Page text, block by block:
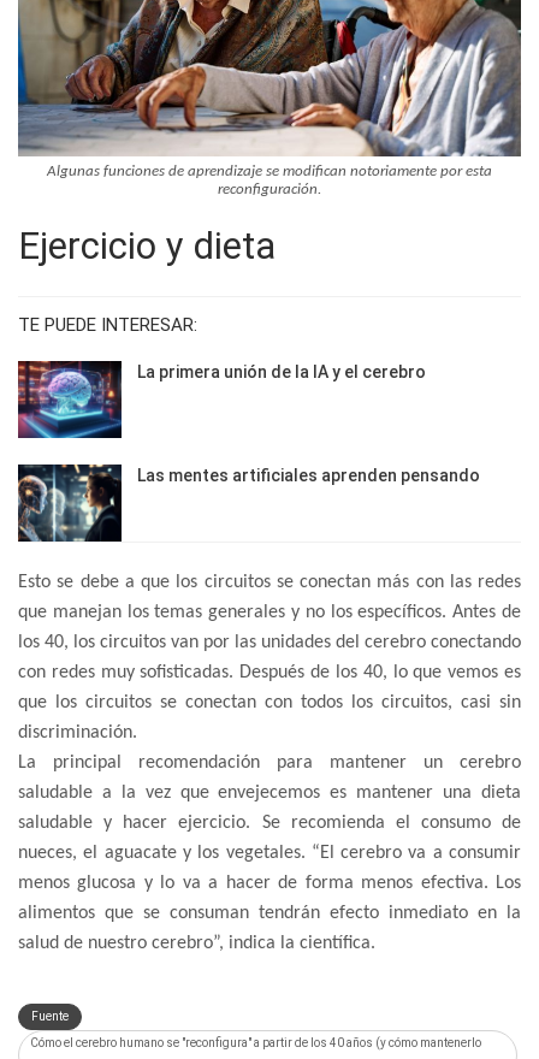
Algunas funciones de aprendizaje se modifican notoriamente por esta
reconfiguración.
Ejercicio y dieta
TE PUEDE INTERESAR:
La primera unión de la IA y el cerebro
Las mentes artificiales aprenden pensando
Esto se debe a que los circuitos se conectan más con las redes
que manejan los temas generales y no los específicos. Antes de
los 40, los circuitos van por las unidades del cerebro conectando
con redes muy sofisticadas. Después de los 40, lo que vemos es
que los circuitos se conectan con todos los circuitos, casi sin
discriminación.
La principal recomendación para mantener un cerebro
saludable a la vez que envejecemos es mantener una dieta
saludable y hacer ejercicio. Se recomienda el consumo de
nueces, el aguacate y los vegetales. “El cerebro va a consumir
menos glucosa y lo va a hacer de forma menos efectiva. Los
alimentos que se consuman tendrán efecto inmediato en la
salud de nuestro cerebro”, indica la científica.
Fuente
Cómo el cerebro humano se "reconfigura" a partir de los 40 años (y cómo mantenerlo